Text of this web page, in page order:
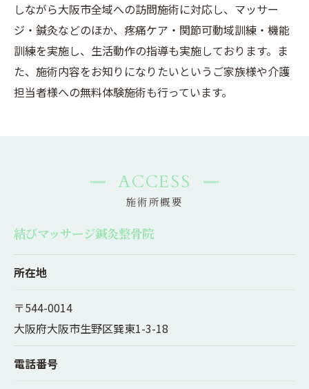
しながら大阪市全域への訪問施術に対応し、マッサー
ジ・鍼灸などのほか、疼痛ケア・関節可動域訓練・機能
訓練を実施し、生活動作の指導も実施しております。ま
た、施術内容をお知りになりたいというご家族様や介護
担当者様への無料体験施術も行っています。
施術所概要
ACCESS
結びマッサージ鍼灸整骨院
所在地
〒544-0014
大阪府大阪市生野区巽東1-3-18
電話番号